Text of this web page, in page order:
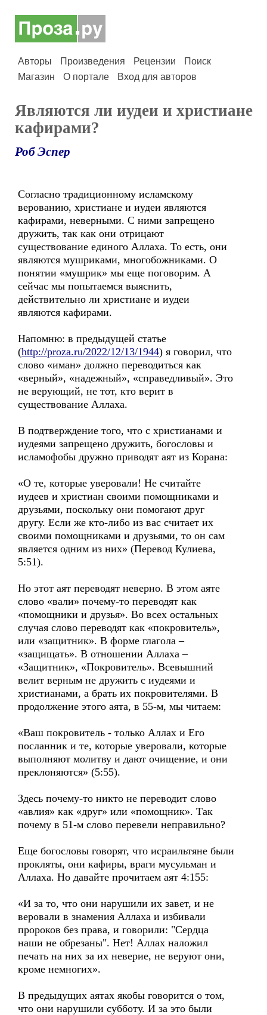
Авторы Произведения Рецензии
Поиск
Магазин
О портале Вход для авторов
Являются ли иудеи и христиане
кафирами?
Роб Эспер
Согласно традиционному исламскому
верованию, христиане и иудеи являются
кафирами, неверными. С ними запрещено
дружить, так как они отрицают
существование единого Аллаха. То есть, они
являются мушриками, многобожниками. О
понятии «мушрик» мы еще поговорим. А
сейчас мы попытаемся выяснить,
действительно ли христиане и иудеи
являются кафирами.
Напомню: в предыдущей статье
(http://proza.ru/2022/12/13/1944) я говорил, что
слово «иман» должно переводиться как
«верный», «надежный», «справедливый». Это
не верующий, не тот, кто верит в
существование Аллаха.
В подтверждение того, что с христианами и
иудеями запрещено дружить, богословы и
исламофобы дружно приводят аят из Корана:
«О те, которые уверовали! Не считайте
иудеев и христиан своими помощниками и
друзьями, поскольку они помогают друг
другу. Если же кто-либо из вас считает их
своими помощниками и друзьями, то он сам
является одним из них» (Перевод Кулиева,
5:51).
Но этот аят переводят неверно. В этом аяте
слово «вали» почему-то переводят как
«помощники и друзья». Во всех остальных
случая слово переводят как «покровитель»,
или «защитник». В форме глагола –
«защищать». В отношении Аллаха –
«Защитник», «Покровитель». Всевышний
велит верным не дружить с иудеями и
христианами, а брать их покровителями. В
продолжение этого аята, в 55-м, мы читаем:
«Ваш покровитель - только Аллах и Его
посланник и те, которые уверовали, которые
выполняют молитву и дают очищение, и они
преклоняются» (5:55).
Здесь почему-то никто не переводит слово
«авлия» как «друг» или «помощник». Так
почему в 51-м слово перевели неправильно?
Еще богословы говорят, что исраильтяне были
прокляты, они кафиры, враги мусульман и
Аллаха. Но давайте прочитаем аят 4:155:
«И за то, что они нарушили их завет, и не
веровали в знамения Аллаха и избивали
пророков без права, и говорили: "Сердца
наши не обрезаны". Нет! Аллах наложил
печать на них за их неверие, не веруют они,
кроме немногих».
В предыдущих аятах якобы говорится о том,
что они нарушили субботу. И за это были